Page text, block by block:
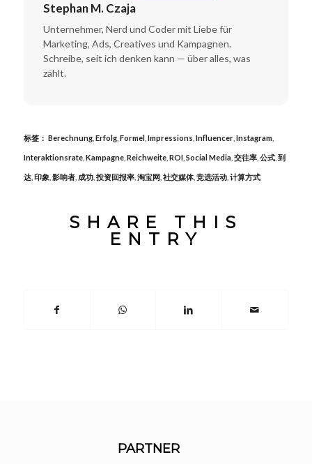
Stephan M. Czaja
Unternehmer, Nerd und Coder mit Liebe für
Marketing, Ads, Creatives und Kampagnen.
Schreibe, seit ich denken kann — über alles, was
zählt.
标签： Berechnung, Erfolg, Formel, Impressions Influencer, Instagram,
Interaktionsrate, Kampagne, Reichweite, ROI, Social Media, 交往率, 公式, 到
达, 印象 影响者, 成功, 投资回报率, 淘宝网, 社交媒体, 竞选活动, 计算方式
SHARE THIS
ENTRY
PARTNER